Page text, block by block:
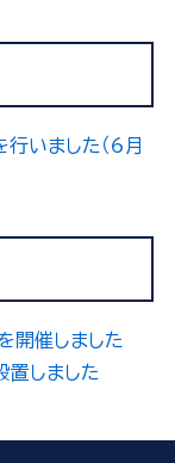
いました（6月
開催しました
置しました